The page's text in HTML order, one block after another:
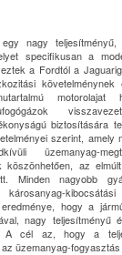
nagy teljesítményű,
specifikusan a
a Fordtól a
biztosítására
szerint, amely
üzemanyag-
köszönhetően, az
Minden nagyobb
károsanyag-
hogy a
nagy teljesítményű
A cél az, hogy a
üzemanyag-